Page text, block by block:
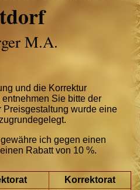
M.A.
und die Korrektur
Sie bitte der
Preisgestaltung wurde eine
ich gegen einen
Rabatt von 10 %.
Korrektorat